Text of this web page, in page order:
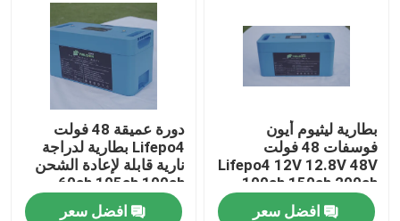
بطارية ليثيوم أيون
فوسفات 48 فولت
Lifepo4 12V 12.8V 48V
100ah 150ah 200ah
300ah 400ah
افضل سعر
دورة عميقة 48 فولت
Lifepo4 بطارية لدراجة
نارية قابلة لإعادة الشحن
60ah 105ah 100ah
ليثيوم أيون
افضل سعر